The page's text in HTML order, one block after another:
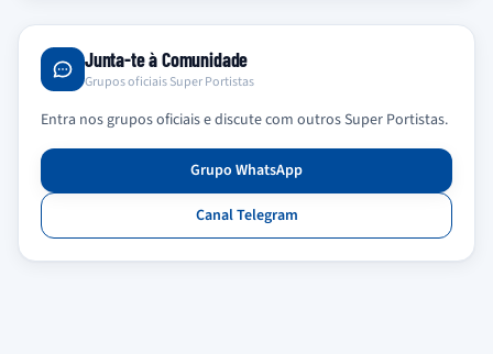
Junta-te à Comunidade
Grupos oficiais Super Portistas
Entra nos grupos oficiais e discute com outros Super Portistas.
Grupo WhatsApp
Canal Telegram